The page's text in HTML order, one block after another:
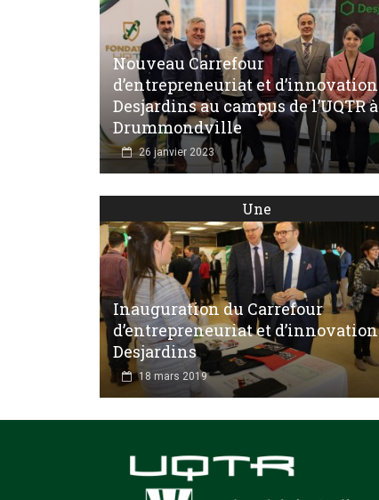
Nouveau Carrefour
d’entrepreneuriat et d’innovation
Desjardins au campus de l’UQTR à
Drummondville
26 janvier 2023
Une
Inauguration du Carrefour
d’entrepreneuriat et d’innovation
Desjardins
18 mars 2019